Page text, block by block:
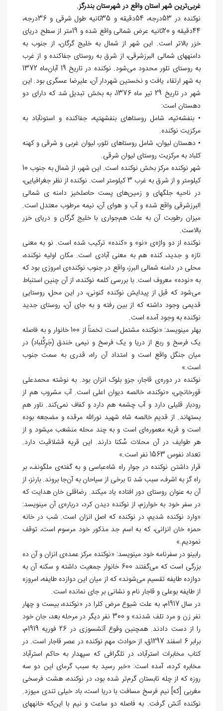
غربی‌ترین شهر استان واقع در شهرستان بندرگز.
نوکنده در 53درجه، 54دقیقه و 35ثانیه طول شرقی و 36درجه،
44دقیقه و 20ثانیه عرض شمالی واقع شده و 19متر از سطح دریای
خزر بالاتر است. این شهر از شمال به خلیج گرگان، از جنوب به
دامنه‎های شمالی البرزشرقی، از شرق به روستای جفاکنده و از غرب
به روستای تلور محدود می‌شود. نوکنده در تاریخ 19 آبان‌ماه 1372
به شهر ارتقاء یافت و نخستین شهردار آن، علیرضا عسگری بود. این
شهر در تاریخ 29 تیر ماه 1376، به بخش تبدیل شد که دارای دو
دهستان است:
• بنفشه‌تپه، شامل روستاهای بنفشه‎تپه، جفاکنده و استون‎آباد به
مرکزیت نوکنده.
• دهستان لیوان، شامل روستاهای تلور، لیوان غربی و شرقی و کهنه
کلباد به مرکزیت روستای لیوان شرقی.
شهر نوکنده مرکز بخش نوکنده است. این شهر، از شمال به جنوب 10
کیلومتر و از شرق به غرب 3 کیلومتر است. نوکنده از نظر جغرافیایی،
در ناحیه جلگه‏ای و زمین‌های پست حاصلخیز دامنه‏ ی شمالی
البرزشرقی واقع شده و آب و هوای آن، نیمه مرطوب معتدل است.
میزان رطوبت آن به علت هم‌جواری با خلیج گرگان و دریای خزر
بالاست.
نوکنده از دو واژه‌ی «نو» و «کنده» ترکیب شده است. نو به معنی
تازه و جدید، کنده هم به معنی آبادی است. مکان اولیه نوکنده،
محلی در دامنه شمالی البرز، واقع در جنوب نوکنده‌ی امروزی بود که
به «نوده» معروف است. با بررسی کلمه نوکنده، از آن چنین استنباط
می‌شود که قبل از پیدایش نوکنده کنونی، در این محل، روستایی
قدیمی وجود داشته که از بین رفته و به جای آن، روستای جدید
نوکنده به‎ وجود آمده است.
بهلر می‎نویسد: «نوکنده مشتمل است تخمناً از 100 خانوار و به فاصله
یک فرسخ و ربع از دریا و یک فرسخ و نیمی خندق (جَرِکُلباد) در
میان جنگل واقع است و امتداد آن راه، قدری به سمت جنوب
است.»
نوکنده در دوره‌ی قاجار، جزو بلوک انزان بود. به نوشته محمدعلی
قورخانچی، «نوکنده، خالصه دیوان اعلی است. آب مشروب هم از
رودبار قلیلی دارد و آب چشمه هم دارد و کفاف نمی‌کند. ناور هم
بسته‎اند. از قدیم خالصه شاه شهید نورالله مرقده و مضجعه بوده
است و قریه معموره‌ای است و به چند محله منشعب می‎شود و از
هر طوایف در آن محلات سُکنا دارند. این قریه قشلاقیت دارد.
تعداد نفوس 1563 نفر است.»
قرار داشتن نوکنده در جوار راه شاه‌عباسی و به گفته‌ی ملگونف، بر
راه گز به اشرف، سبب شد تا برخی از سیاحان به آن‌جا بروند. بارنز، از
آن به عنوان روستای دور افتاده یاد می‏کند. رضاقلی ‏خان هدایت که
در سفر خود به خوارزم، از نوکنده دیدن کرد، درباره‌ی آن می‎نویسد:
«وارد نوکنده شدیم، در نوکنده که اصل انزان است. شب در خانه
حمزه خان انزانی، که به اسم جد مذکور خود مرسوم است، توقف
نمودیم.»
رابینو در سفرنامه خود می‎نویسد: «نوکنده مرکز عمده‌ی انزان و آن ده
بزرگی است که می‌گفتند 600 خانوار جمعیت داشته و سکنه آن به
دوازده طایفه تقسیم می‌شوند» که از میان این دوازده طایفه، امروزه
از طایفه بوعلی و قاجار نام و نشانی بر جای نمانده است.
در سال 1917م، به علت شیوع مرض ‌کلرا در «نوکنده، بیست و چهار
نفر زن و مرد تلف شدند» و 300 نفر دیگر در مرحله بعد، جان خود
را از دست دادند. همچنین وقوع آتش‎سوزی در 26 فوریه 1919م،
برابر 6 اسفند 1297ق، از حوادث مهم نوکنده در عصر قاجار است. در
کتاب مخابرات استرآباد، در تلگرافی که سپهدار به حاکم استرآباد
مخابره کرده، آمده است: «خبر رسید به سبب گرمای این دو سه
روزه که از چله تابستان گرم‌تر شده بود، در نوکنده، هشت فرسخی
مغربی [که] نیم فرسخ مسافت با دریا است، باد خیلی تندی می‎وزد.
نوکنده آتش گرفت. به فاصله دو ساعت و نیم با این‌که خانه‎های